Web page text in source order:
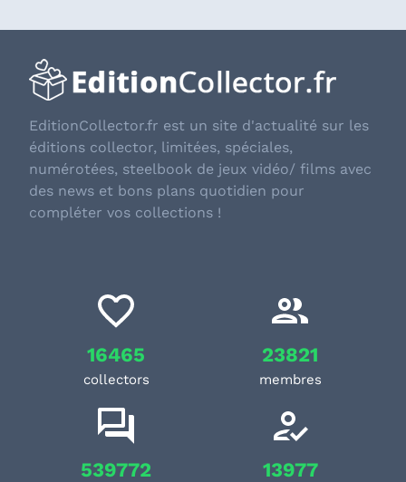
EditionCollector.fr est un site d'actualité sur les
éditions collector, limitées, spéciales,
numérotées, steelbook de jeux vidéo/ films avec
des news et bons plans quotidien pour
compléter vos collections !
16465
collectors
23821
membres
539772 13977